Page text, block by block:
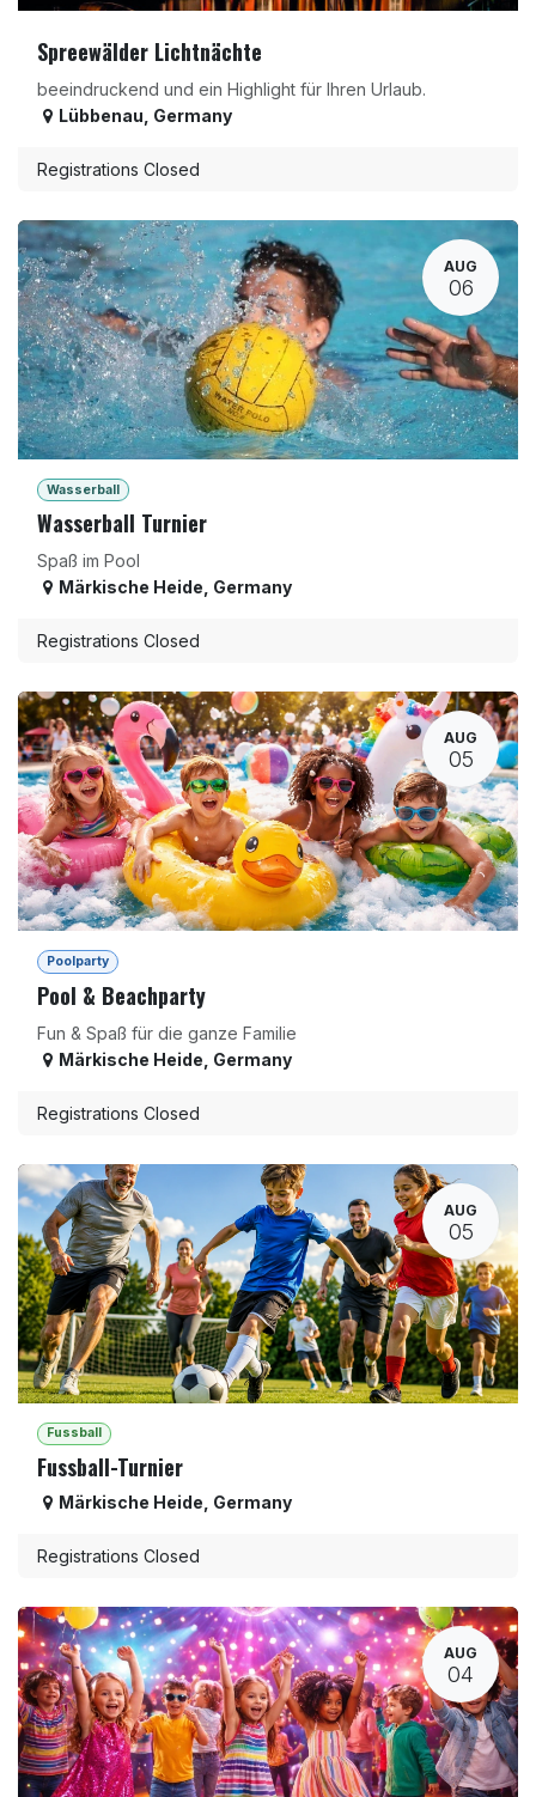
Spreewälder Lichtnächte
beeindruckend und ein Highlight für Ihren Urlaub.
Lübbenau Germany
Registrations Closed
AUG
06
Wasserball
Wasserball Turnier
Spaß im Pool
Märkische Heide Germany
Registrations Closed
AUG
05
Poolparty
Pool & Beachparty
Fun & Spaß für die ganze Familie
Märkische Heide Germany
Registrations Closed
AUG
05
Fussball
Fussball-Turnier
Märkische Heide Germany
Registrations Closed
AUG
04